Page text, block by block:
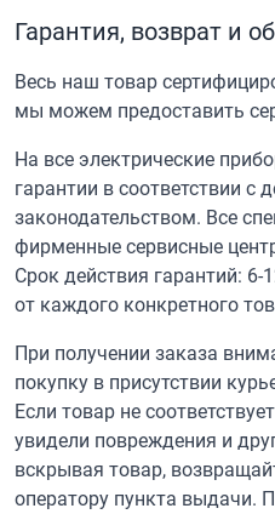
Гарантия, возврат и
Весь наш товар
мы можем предоставить
На все электрические
гарантии в соответствии с
законодательством. Все
фирменные сервисные
Срок действия гарантий: 6-
от каждого конкретного
При получении заказа
покупку в присутствии
Если товар не
увидели повреждения и
вскрывая товар,
оператору пункта выдачи.